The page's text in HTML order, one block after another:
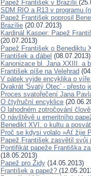
Papež František v Brazílii
SDM RIO a R13 v programu
Papež František poprosil
Brazílie (20.07.2013)
Kardinál Kasper: Papež
(20.07.2013)
Papež František o Benediktu
František a ďábel (08.07.2013)
Kanonizace bl. Jana XXIII. a
František píše na Velehrad
V pátek vyjde encyklika o
Dvakrát 'Svatý Otec' - přesto
Proces svatořečení Jana
O čtyřruční encyklice
O lahodném zotročování
O návštěvě u emeritního
Benedikt XVI. o kultu a
Proč se kdysi volalo »Ať žije
Papež František zasvětil
Pontifikát papeže Františka
(18.05.2013)
Papež pro Židy (14.05.2013)
František a papež?